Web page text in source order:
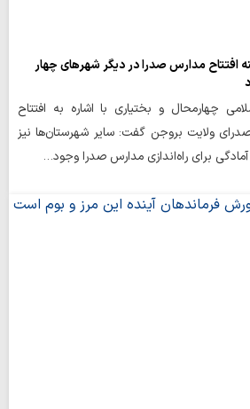
افتتاح مدارس صدرا در دیگر شهرهای چهار
چهارمحال و بختیاری با اشاره به افتتاح
ولایت بروجن گفت: سایر شهرستان‌ها نیز
برای راه‌اندازی مدارس صدرا وجود…